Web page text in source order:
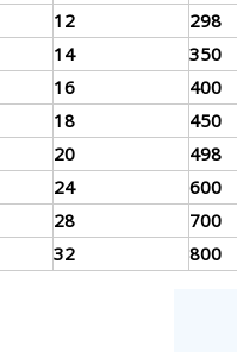
12 298
14 350
16 400
18 450
20 498
24 600
28 700
32 800